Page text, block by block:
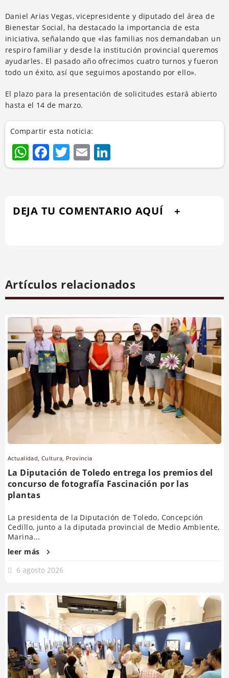
Daniel Arias Vegas, vicepresidente y diputado del área de
Bienestar Social, ha destacado la importancia de esta
iniciativa, señalando que «las familias nos demandaban un
respiro familiar y desde la institución provincial queremos
ayudarles. El pasado año ofrecimos cuatro turnos y fueron
todo un éxito, así que seguimos apostando por ello».
El plazo para la presentación de solicitudes estará abierto
hasta el 14 de marzo.
Compartir esta noticia:
WhatsApp
Facebook
Twitter
Email
DEJA TU COMENTARIO AQUÍ
Artículos relacionados
Actualidad,Cultura, Provincia
La Diputación de Toledo entrega los premios del
concurso de fotografía Fascinación por las
plantas
La presidenta de la Diputación de Toledo, Concepción
Cedillo, junto a la diputada provincial de Medio Ambiente,
Marina...
leer más
6 agosto 2026